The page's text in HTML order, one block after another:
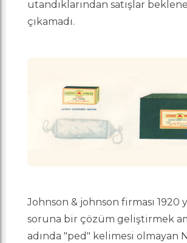
utandıklarından satışlar
çıkamadı.
Johnson & johnson firması 1920
soruna bir çözüm geliştirmek
adında "ped" kelimesi olmayan